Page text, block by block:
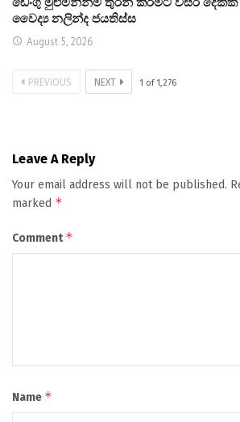
වෛද්‍ය නලින්ද ජයතිස්ස
August 5, 2026
PREVIOUS NEXT 1 of 1,276
Leave A Reply
Your email address will not be published.
marked *
Comment*
Name *